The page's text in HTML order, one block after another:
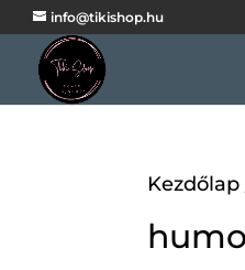
info@tikishop.hu
Kezdőlap